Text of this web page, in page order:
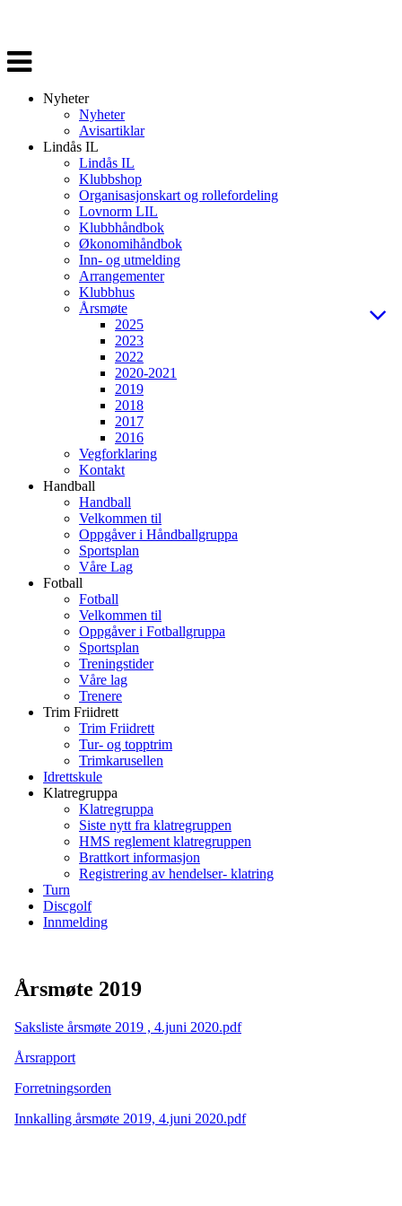
Veksle
navigasjon
Nyheter
Nyheter
Avisartiklar
Lindås IL
Lindås IL
Klubbshop
Organisasjonskart og rollefordeling
Lovnorm LIL
Klubbhåndbok
Økonomihåndbok
Inn- og utmelding
Arrangementer
Klubbhus
Årsmøte
2025
2023
2022
2020-2021
2019
2018
2017
2016
Vegforklaring
Kontakt
Handball
Handball
Velkommen til
Oppgåver i Håndballgruppa
Sportsplan
Våre Lag
Fotball
Fotball
Velkommen til
Oppgåver i Fotballgruppa
Sportsplan
Treningstider
Våre lag
Trenere
Trim Friidrett
Trim Friidrett
Tur- og topptrim
Trimkarusellen
Idrettskule
Klatregruppa
Klatregruppa
Siste nytt fra klatregruppen
HMS reglement klatregruppen
Brattkort informasjon
Registrering av hendelser- klatring
Turn
Discgolf
Innmelding
Årsmøte 2019
Saksliste årsmøte 2019 , 4.juni 2020.pdf
Årsrapport
Forretningsorden
Innkalling årsmøte 2019, 4.juni 2020.pdf